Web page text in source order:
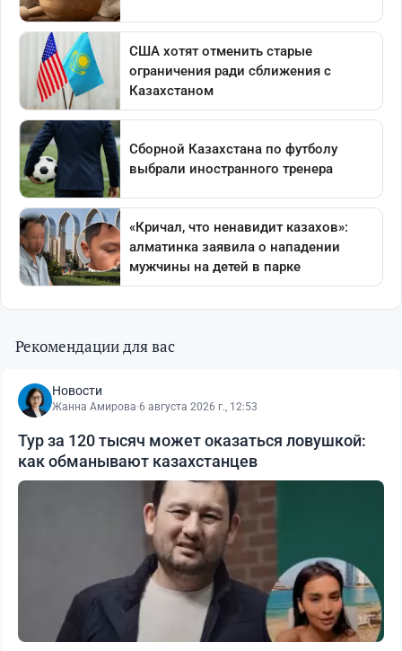
Рекомендации для вас
Новости
Жанна Амирова·6 августа 2026 г., 12:53
Тур за 120 тысяч может оказаться ловушкой:
как обманывают казахстанцев